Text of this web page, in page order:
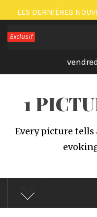
Passer
au
contenu
LES DERNIÈRES
Exclusif
1
Every picture tells